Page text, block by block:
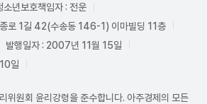
소년보호책임자 : 전운
로 1길 42(수송동 146-1) 이마빌딩 11층
발행일자 : 2007년 11월 15일
일
위원회 윤리강령을 준수합니다. 아주경제의 모든